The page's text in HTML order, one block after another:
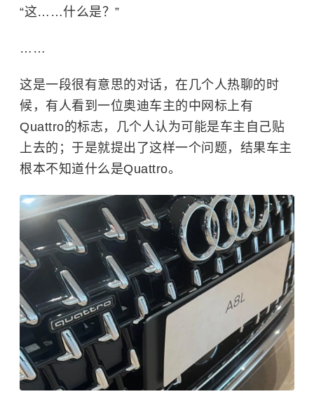
“这……什么是？”
……
这是一段很有意思的对话，在几个人热聊的时
候，有人看到一位奥迪车主的中网标上有
Quattro的标志，几个人认为可能是车主自己贴
上去的；于是就提出了这样一个问题，结果车主
根本不知道什么是Quattro。